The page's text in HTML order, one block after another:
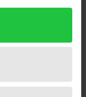
Themen
und
Es